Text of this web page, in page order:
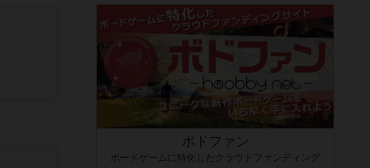
ボドファン
ボードゲームに特化したクラウドファンディング